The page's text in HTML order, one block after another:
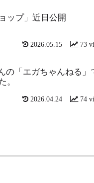
ップ」近日公開
73
2026.05.15
の「エガちゃんねる」
。
74
2026.04.24